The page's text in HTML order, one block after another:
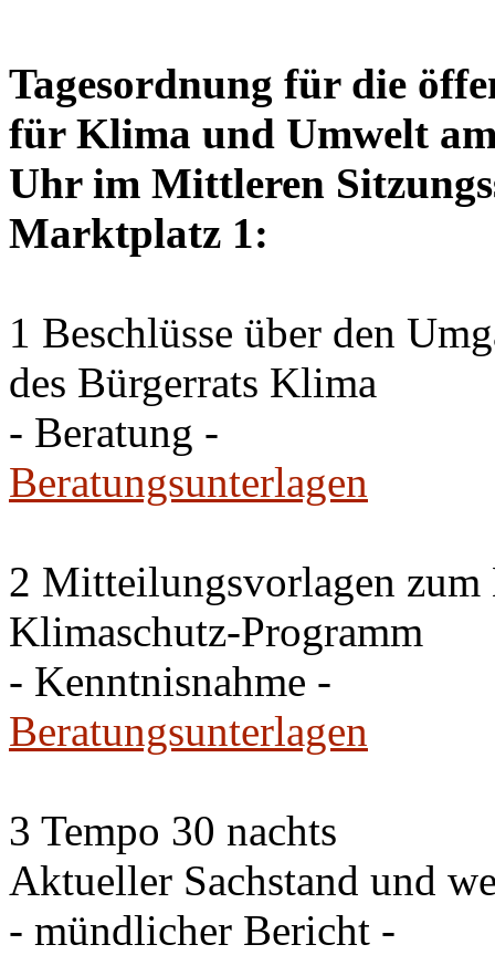
Tagesordnung für die
für Klima und Umwelt
Uhr im Mittleren
Marktplatz 1:
1 Beschlüsse über den
des Bürgerrats Klima
- Beratung -
Beratungsunterlagen
2 Mitteilungsvorlagen zum
Klimaschutz-Programm
- Kenntnisnahme -
Beratungsunterlagen
3 Tempo 30 nachts
Aktueller Sachstand und
- mündlicher Bericht -